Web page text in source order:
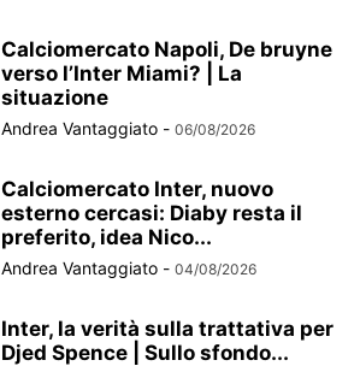
Calciomercato Napoli, De bruyne
verso l’Inter Miami? | La
situazione
Andrea Vantaggiato - 06/08/2026
Calciomercato Inter, nuovo
esterno cercasi: Diaby resta il
preferito, idea Nico...
Andrea Vantaggiato - 04/08/2026
Inter, la verità sulla trattativa per
Djed Spence | Sullo sfondo...